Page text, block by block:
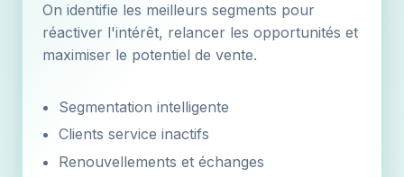
On identifie les meilleurs segments pour
réactiver l'intérêt, relancer les opportunités et
maximiser le potentiel de vente.
Segmentation intelligente
Clients service inactifs
Renouvellements et échanges